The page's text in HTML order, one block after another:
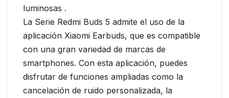
luminosas .
La Serie Redmi Buds 5 admite el uso de la
aplicación Xiaomi Earbuds, que es compatible
con una gran variedad de marcas de
smartphones. Con esta aplicación, puedes
disfrutar de funciones ampliadas como la
cancelación de ruido personalizada, la